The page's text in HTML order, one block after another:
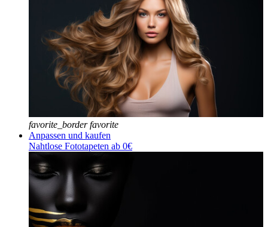
favorite_border favorite
Anpassen und kaufen
Nahtlose Fototapeten ab 0€